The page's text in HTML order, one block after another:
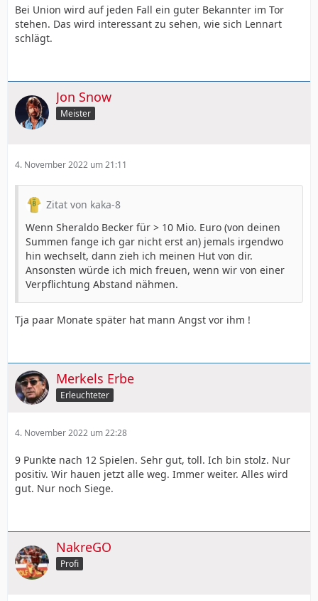
Bei Union wird auf jeden Fall ein guter Bekannter im Tor
stehen. Das wird interessant zu sehen, wie sich Lennart
schlägt.
Jon Snow
Meister
4. November 2022 um 21:11
Zitat von kaka-8
Wenn Sheraldo Becker für > 10 Mio. Euro (von deinen
Summen fange ich gar nicht erst an) jemals irgendwo
hin wechselt, dann zieh ich meinen Hut von dir.
Ansonsten würde ich mich freuen, wenn wir von einer
Verpflichtung Abstand nähmen.
Tja paar Monate später hat mann Angst vor ihm !
Merkels Erbe
Erleuchteter
4. November 2022 um 22:28
9 Punkte nach 12 Spielen. Sehr gut, toll. Ich bin stolz. Nur
positiv. Wir hauen jetzt alle weg. Immer weiter. Alles wird
gut. Nur noch Siege.
NakreGO
Profi